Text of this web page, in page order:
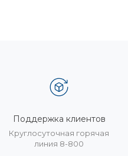
Поддержка клиентов
Круглосуточная горячая
линия 8-800